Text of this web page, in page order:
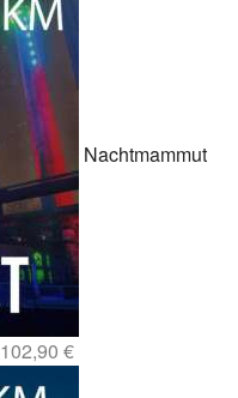
Nachtmammut
102,90 €